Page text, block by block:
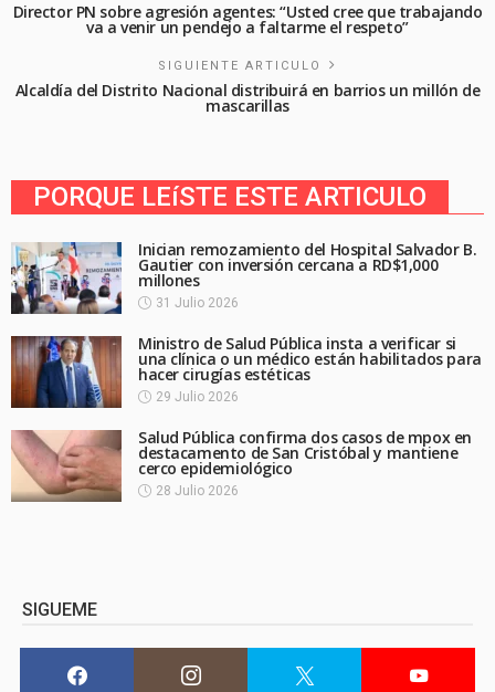
Director PN sobre agresión agentes: “Usted cree que trabajando
va a venir un pendejo a faltarme el respeto”
SIGUIENTE ARTICULO
Alcaldía del Distrito Nacional distribuirá en barrios un millón de
mascarillas
PORQUE LEíSTE ESTE ARTICULO
Inician remozamiento del Hospital Salvador B.
Gautier con inversión cercana a RD$1,000
millones
31 Julio 2026
Ministro de Salud Pública insta a verificar si
una clínica o un médico están habilitados para
hacer cirugías estéticas
29 Julio 2026
Salud Pública confirma dos casos de mpox en
destacamento de San Cristóbal y mantiene
cerco epidemiológico
28 Julio 2026
SIGUEME